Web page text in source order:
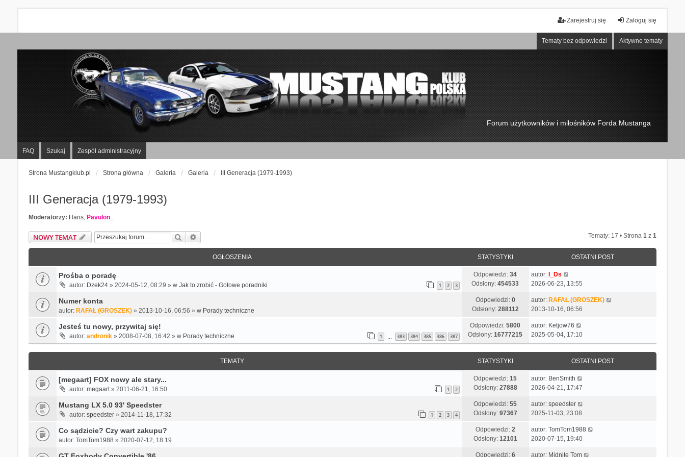
Zaloguj się
Zarejestruj się
Tematy bez odpowiedzi Aktywne tematy
Forum użytkowników i miłośników Forda Mustanga
FAQ Szukaj Zespół administracyjny
Strona Mustangklub.pl Strona główna Galeria Galeria III Generacja (1979-1993)
III Generacja (1979-1993)
Moderatorzy: Hans, Pavulon_
NOWY TEMAT Szukaj Tematy: 17 • Strona1 z1
OGŁOSZENIA STATYSTYKI OSTATNI POST
Prośba o poradę
autor: Dzek24» 2024-05-12, 08:29 » w Jak to zrobić - Gotowe poradniki 1 2 3
Odpowiedzi:34
Odsłony:454533
autor:
I_Ds
2026-06-23, 13:55
Numer konta
autor: RAFAŁ (GROSZEK)» 2013-10-16, 06:56 » w Porady techniczne
Odpowiedzi: 0
Odsłony: 288112
autor: RAFAŁ (GROSZEK)
2013-10-16, 06:56
Jesteś tu nowy, przywitaj się!
autor: andronik» 2008-07-08, 16:42 » w Porady techniczne 1 383 384 385 386 387
Odpowiedzi:5800
Odsłony:16777215
autor: Ketjow76
2025-05-04, 17:10
TEMATY STATYSTYKI OSTATNI POST
[megaart] FOX nowy ale stary...
autor: megaart» 2011-06-21, 16:50 1 2
Odpowiedzi:15
Odsłony: 27888
autor: BenSmith
2026-04-21, 17:47
Mustang LX 5.0 93' Speedster
autor: speedster» 2014-11-18, 17:32 1 2 3 4
Odpowiedzi:55
Odsłony: 97367
autor: speedster
2025-11-03, 23:08
Co sądzicie? Czy wart zakupu?
autor: TomTom1988 » 2020-07-12, 18:19
Odpowiedzi: 2
Odsłony: 12101
autor: TomTom1988
2020-07-15, 19:40
Odpowiedzi: 6
autor: Midnite Tom